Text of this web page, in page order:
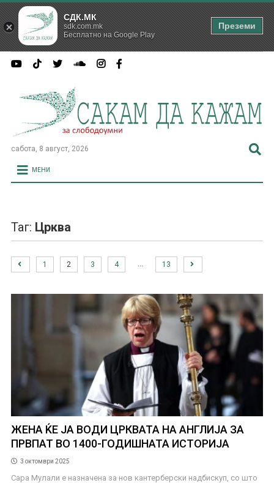
сабота, 8 август, 2026
МЕНИ
Таг: Црква
1 2 3 4 13
ЖЕНА ЌЕ ЈА ВОДИ ЦРКВАТА НА АНГЛИЈА ЗА
ПРВПАТ ВО 1400-ГОДИШНАТА ИСТОРИЈА
3 октомври 2025
Сара Мулали е назначена за нов кантерберски надбискуп, со што
СДК.МК
sdk.com.mk
Бесплатно на Google Play
Преземи